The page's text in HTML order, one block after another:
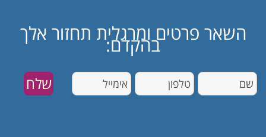
השאר פרטים ומרגלית תחזור אלך
בהקדם: